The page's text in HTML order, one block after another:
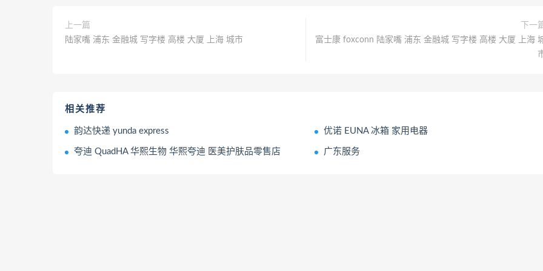
上一篇
陆家嘴 浦东 金融城 写字楼 高楼 大厦 上海 城市
下一
富士康 foxconn 陆家嘴 浦东 金融城 写字楼 高楼 大厦 上海
相关推荐
韵达快递 yunda express 优诺 EUNA 冰箱 家用电器
夸迪 QuadHA 华熙生物 华熙夸迪 医美护肤品零售店 广东服务